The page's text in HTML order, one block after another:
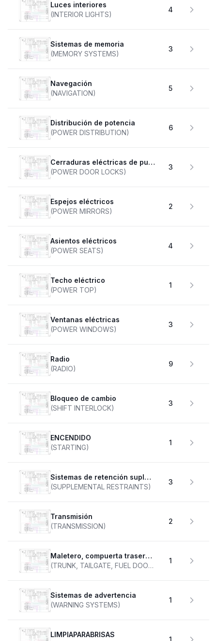
Luces interiores
(INTERIOR LIGHTS)
4
Sistemas de memoria
(MEMORY SYSTEMS)
3
Navegación
(NAVIGATION)
5
Distribución de potencia
(POWER DISTRIBUTION)
6
Cerraduras eléctricas de puertas
(POWER DOOR LOCKS)
3
Espejos eléctricos
(POWER MIRRORS)
2
Asientos eléctricos
(POWER SEATS)
4
Techo eléctrico
(POWER TOP)
1
Ventanas eléctricas
(POWER WINDOWS)
3
Radio
(RADIO)
9
Bloqueo de cambio
(SHIFT INTERLOCK)
3
ENCENDIDO
(STARTING)
1
Sistemas de retención suplementarios
(SUPPLEMENTAL RESTRAINTS)
3
transmisión
(TRANSMISSION)
2
Maletero, compuerta trasera, tapa de combustible
(TRUNK, TAILGATE, FUEL DOOR)
1
Sistemas de advertencia
(WARNING SYSTEMS)
1
LIMPIAPARABRISAS
1